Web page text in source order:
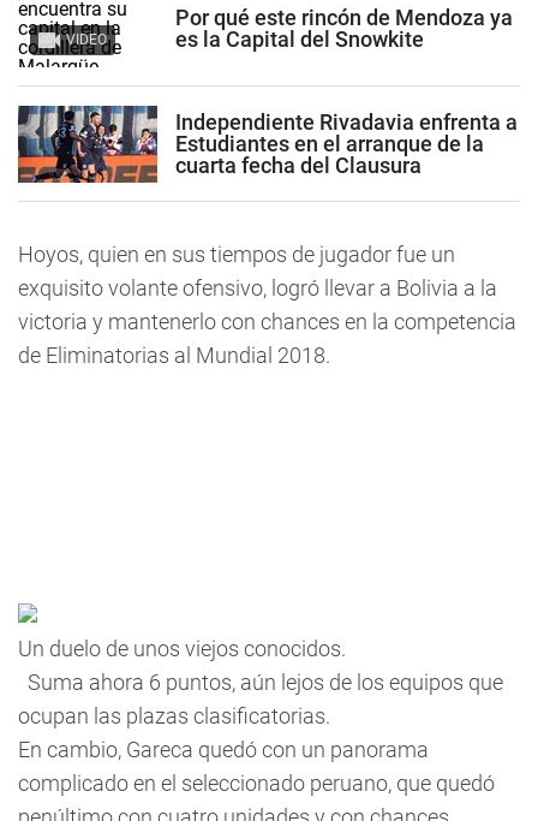
VIDEO
Por qué este rincón de Mendoza ya
es la Capital del Snowkite
Independiente Rivadavia enfrenta a
Estudiantes en el arranque de la
cuarta fecha del Clausura
Hoyos, quien en sus tiempos de jugador fue un
exquisito volante ofensivo, logró llevar a Bolivia a la
victoria y mantenerlo con chances en la competencia
de Eliminatorias al Mundial 2018.
Un duelo de unos viejos conocidos.
Suma ahora 6 puntos, aún lejos de los equipos que
ocupan las plazas clasificatorias.
En cambio, Gareca quedó con un panorama
complicado en el seleccionado peruano, que quedó